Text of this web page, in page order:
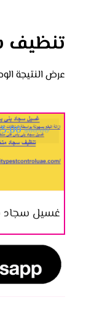
تنظيف
عرض النتيجة
غسيل سجاد بني
$60.00